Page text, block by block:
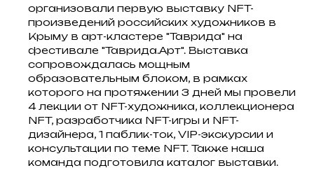
организовали первую выставку NFT-
произведений российских художников в
Крыму в арт-кластере "Таврида" на
фестивале "Таврида.Арт". Выставка
сопровождалась мощным
образовательным блоком, в рамках
которого на протяжении 3 дней мы провели
4 лекции от NFT-художника, коллекционера
NFT, разработчика NFT-игры и NFT-
дизайнера, 1 паблик-ток, VIP-экскурсии и
консультации по теме NFT. Также наша
команда подготовила каталог выставки.